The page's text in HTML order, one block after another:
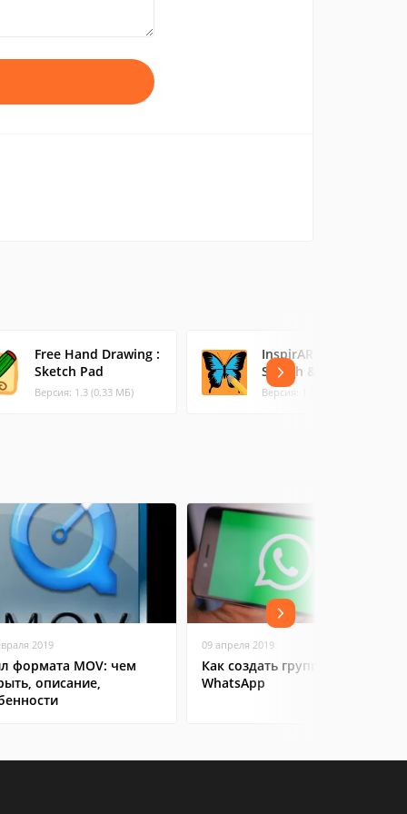
Free Hand Drawing :
Sketch Pad
Версия: 1.3 (0.33 МБ)
InspirARTion -
Sketch & Draw!
Версия: 1.3.29 (3.83 МБ)
2019
формата MOV: чем
описание,
09 апреля 2019
Как создать группу в
WhatsApp